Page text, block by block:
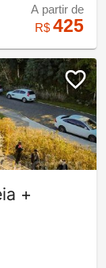
A partir de
R$ 425
+